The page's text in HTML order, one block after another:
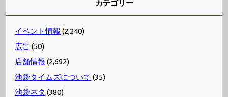
カテゴリー
イベント情報 (2,240)
広告(50)
店舗情報 (2,692)
池袋タイムズについて (35)
池袋ネタ (380)